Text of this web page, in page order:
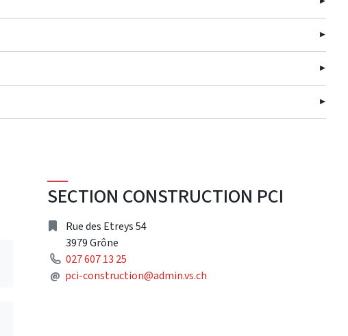
SECTION CONSTRUCTION PCI
Address
Rue des Etreys 54
3979 Grône
Phone
027 607 13 25
@ Mail
pci-construction@admin.vs.ch